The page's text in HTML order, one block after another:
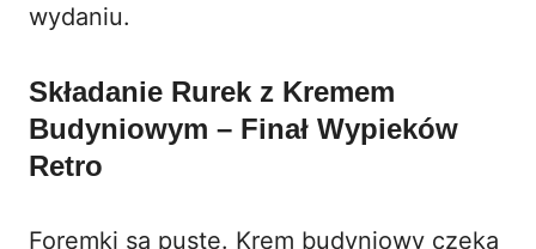
wydaniu.
Składanie Rurek z Kremem
Budyniowym – Finał Wypieków
Retro
Foremki są puste. Krem budyniowy czeka